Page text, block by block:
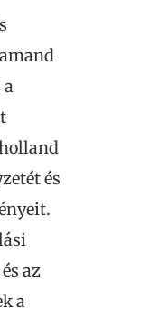
a
és
az
a